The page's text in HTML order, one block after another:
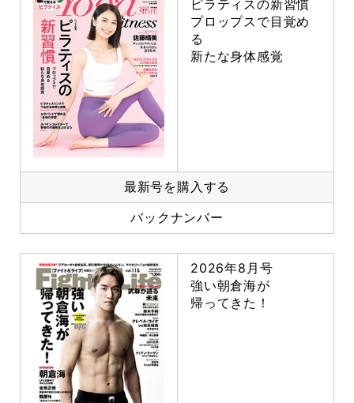
ピラティスの新習慣
プロップスで目覚め
る
新たな身体感覚
最新号を購入する
バックナンバー
2026年8月号
強い朝倉海が
帰ってきた！